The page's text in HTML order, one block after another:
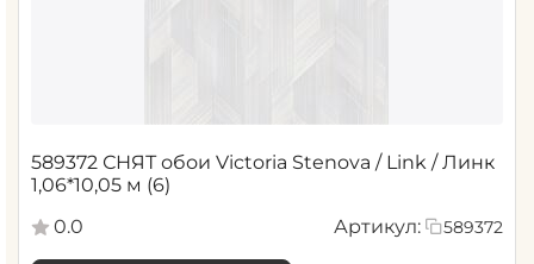
589372 СНЯТ обои Victoria Stenova / Link / Линк
1,06*10,05 м (6)
0.0
Артикул: 589372